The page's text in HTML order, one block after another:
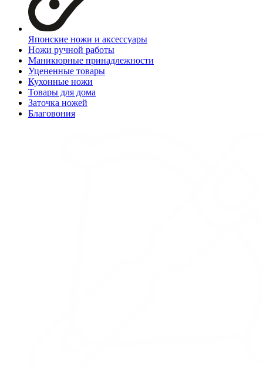
Японские ножи и аксессуары
Ножи ручной работы
Маникюрные принадлежности
Уцененные товары
Кухонные ножи
Товары для дома
Заточка ножей
Благовония